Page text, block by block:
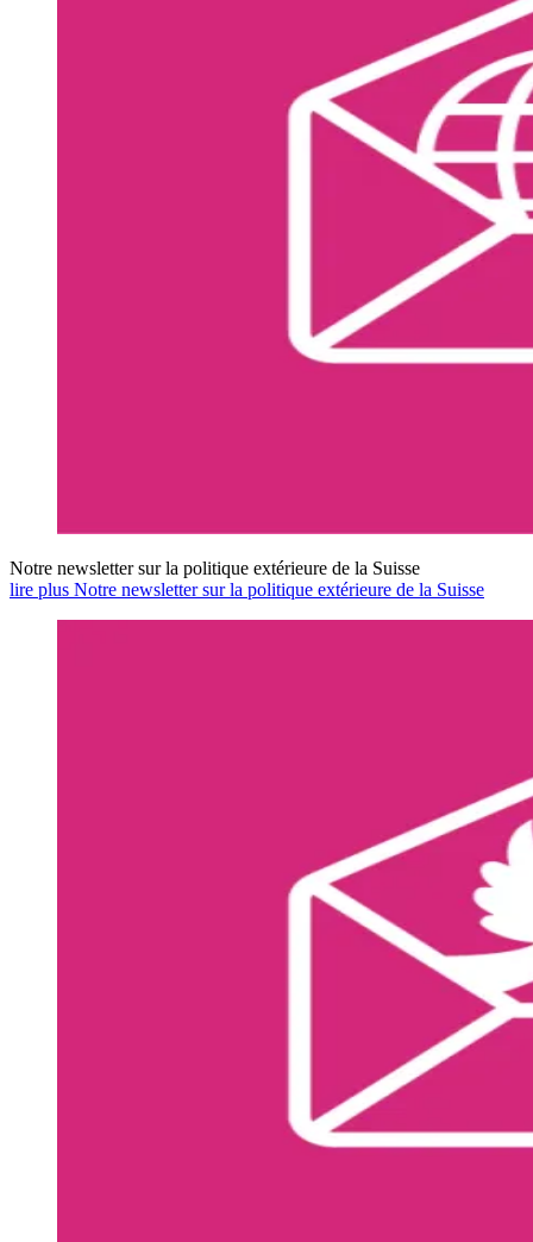
Notre newsletter sur la politique extérieure de la Suisse
lire plus Notre newsletter sur la politique extérieure de la Suisse